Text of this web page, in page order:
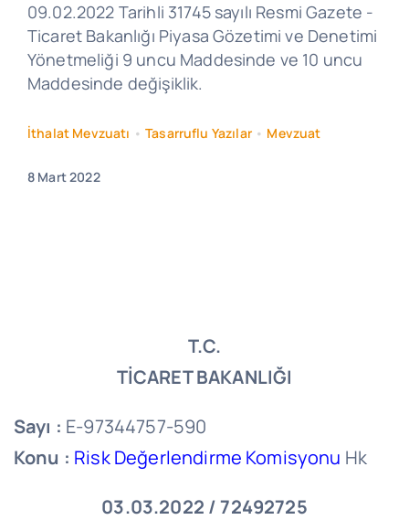
09.02.2022 Tarihli 31745 sayılı Resmi Gazete -
Ticaret Bakanlığı Piyasa Gözetimi ve Denetimi
Yönetmeliği 9 uncu Maddesinde ve 10 uncu
Maddesinde değişiklik.
İthalat Mevzuatı •Tasarruflu Yazılar• Mevzuat
8 Mart 2022
T.C.
TİCARET BAKANLIĞI
Sayı : E-97344757-590
Konu : Risk Değerlendirme Komisyonu Hk
03.03.2022 / 72492725